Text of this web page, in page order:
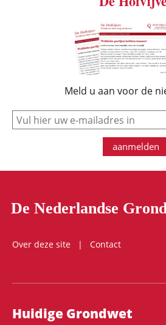
Meld u aan voor de
e-mail
aanmelden
De Nederlandse
Over deze site
Contact
Hoofdnavigatie
Huidige Grondwet